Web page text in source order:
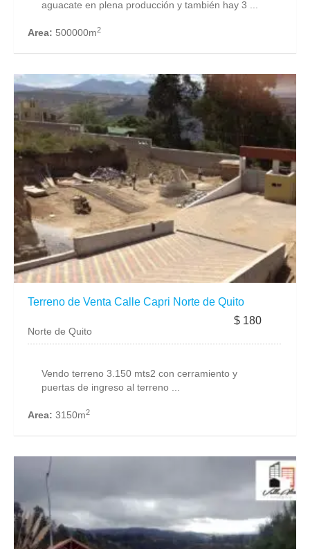
aguacate en plena producción y también hay 3 ...
Area: 500000m2
Terreno de Venta Calle Capri Norte de Quito
$ 180
Norte de Quito
Vendo terreno 3.150 mts2 con cerramiento y
puertas de ingreso al terreno ...
Area: 3150m2